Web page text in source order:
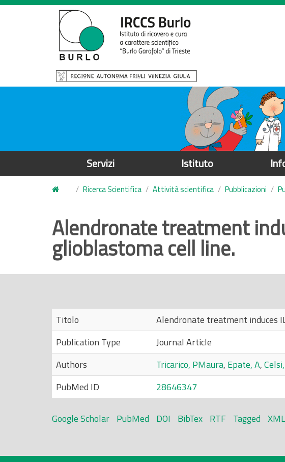
S
l
Servizi Istituto
Ricerca Scientifica Attività scientifica Pubblicazioni
Alendronate treatment
glioblastoma cell line.
Titolo
Alendronate treatment induces
Publication Type
Journal Article
Authors
Tricarico, PMaura, Epate, A,
PubMed ID
28646347
Google Scholar PubMed DOI BibTex RTF Tagged XML